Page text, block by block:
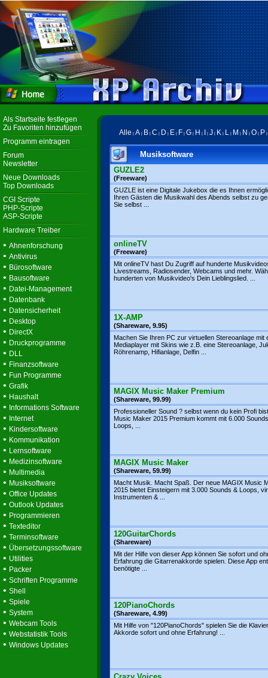
Als Startseite festlegen
Zu Favoriten hinzufügen
Programm eintragen
Forum
Newsletter
Neue Downloads
Top Downloads
CGI Scripte
PHP-Scripte
ASP-Scripte
Hardware Treiber
• Ahnenforschung
• Antivirus
• Bürosoftware
• Bausoftware
• Datei-Management
• Datenbank
• Datensicherheit
• Desktop
• DirectX
• Druckprogramme
• DLL
• Finanzsoftware
• Fun Programme
• Grafik
• Haushalt
• Informations Software
• Internet
• Kindersoftware
• Kommunikation
• Lernsoftware
• Medizinsoftware
• Multimedia
• Musiksoftware
• Office Updates
• Outlook Updates
• Programmieren
• Texteditor
• Terminsoftware
• Übersetzungssoftware
• Utilities
• Packer
• Schriften Programme
• Shell
• Spiele
• System
• Webcam Tools
• Webstatistik Tools
• Windows Updates
Alle A B C D E F G H J K L M N O P
Musiksoftware
GUZLE2
(Freeware)
GUZLE ist eine Digitale Jukebox die es Ihnen
Ihren Gästen die Musikwahl des Abends selbst zu
Sie selbst ...
onlineTV
(Freeware)
Mit onlineTV hast Du Zugriff auf hunderte
Livestreams, Radiosender, Webcams und mehr.
hunderten von Musikvideo's Dein Lieblingslied. ...
1X-AMP
(Shareware, 9.95)
Machen Sie Ihren PC zur virtuellen Stereoanlage mit
Mediaplayer mit Skins wie z.B. eine Stereoanlage,
Röhrenamp, Hifianlage, Delfin ...
MAGIX Music Maker Premium
(Shareware, 99.99)
Professioneller Sound ? selbst wenn du kein Profi
Music Maker 2015 Premium kommt mit 6.000
Loops, ...
MAGIX Music Maker
(Shareware, 59.99)
Macht Musik. Macht Spaß. Der neue MAGIX Music
2015 bietet Einsteigern mit 3.000 Sounds & Loops,
Instrumenten & ...
120GuitarChords
(Shareware)
Mit der Hilfe von dieser App können Sie sofort und
Erfahrung die Gitarrenakkorde spielen. Diese App
benötigte ...
120PianoChords
(Shareware, 4.99)
Mit Hilfe von "120PianoChords" spielen Sie die
Akkorde sofort und ohne Erfahrung! ...